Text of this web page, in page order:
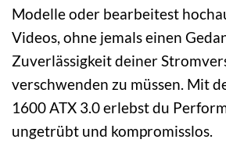
Modelle oder bearbeitest
Videos, ohne jemals einen
Zuverlässigkeit deiner
verschwenden zu müssen. Mit
1600 ATX 3.0 erlebst du
ungetrübt und kompromisslos.